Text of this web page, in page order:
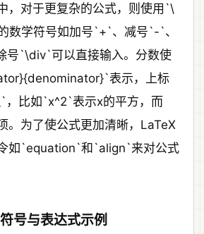
，对于更复杂的公式，则使用`\
数学符号如加号`+`、减号`-`、
号`\div`可以直接输入。分数使
表示，上标
，比如`x^2`表示x的平方，而
。为了使公式更加清晰，LaTeX
如`equation`和`align`来对公式
号与表达式示例